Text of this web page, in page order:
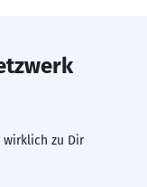
wirklich zu Dir